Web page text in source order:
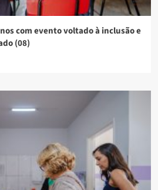
com evento voltado à inclusão e
(08)